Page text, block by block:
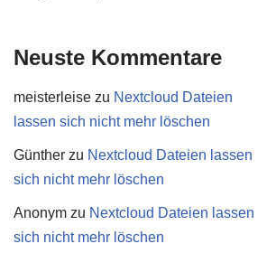
Neuste Kommentare
meisterleise zu Nextcloud Dateien
lassen sich nicht mehr löschen
Günther zu Nextcloud Dateien lassen
sich nicht mehr löschen
Anonym zu Nextcloud Dateien lassen
sich nicht mehr löschen